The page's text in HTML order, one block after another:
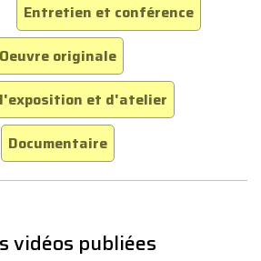
Entretien et conférence
Oeuvre originale
et d'atelier
Documentaire
vidéos publiées